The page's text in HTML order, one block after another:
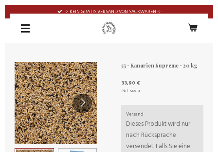
springen
-> KEIN GRATIS VERSAND VON SACKWAREN <-
55 - Kanarien Supreme - 20 kg
33,90 €
inkl. MwSt
Versand
Dieses Produkt wird nur
nach Rücksprache
versendet. Falls Sie eine